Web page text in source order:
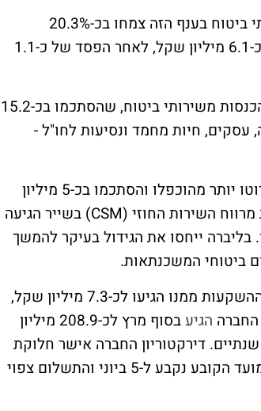
גם בתחום ביטוח החובה לרכב נרשם שיפור. ההכנסות משירותי ביטוח בענף הזה צמחו בכ-20.3%
לכ-72.8 מיליון שקל, בעוד שהרווח משירותי ביטוח הסתכם בכ-6.1 מיליון שקל, לאחר הפסד של כ-1.1
בענפי הביטוח שאינם רכב רשמה ליברה צמיחה של כ-60% בהכנסות משירותי ביטוח, שהסתכמו בכ-15.2
עסקים, חיות מחמד ונסיעות לחו"ל -
במגזר ביטוח החיים נרשמה עלייה חדה בפעילות. הפרמיות ברוטו יותר מהוכפלו והסתכמו בכ-5 מיליון
שקל לעומת כ-2.2 מיליון שקל ברבעון המקביל ב-2025. יתרת מרווח השירות החוזי (CSM) בשייר הגיעה
שקל שנה קודם לכן. בליברה ייחסו את הגידול בעיקר להמשך
ביטוחי המשכנתאות.
תיק הנוסטרו של החברה הסתכם בכ-806 מיליון שקל, ורווחי ההשקעות ממנו הגיעו לכ-7.3 מיליון שקל,
הגיע
בסוף מרץ לכ-208.9 מיליון
ברבעון הראשון הגיעה לכ-56% במונחים שנתיים. דירקטוריון החברה אישר חלוקת
דיבידנד של כ-10 מיליון שקל, שהם כ-0.22 שקלים למניה. המועד הקובע נקבע ל-5 ביוני והתשלום צפוי